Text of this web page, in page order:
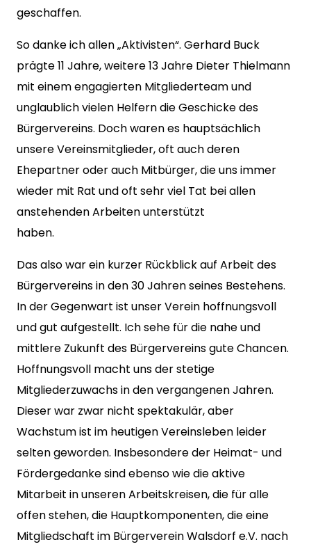
geschaffen.
So danke ich allen „Aktivisten“. Gerhard Buck
prägte 11 Jahre, weitere 13 Jahre Dieter Thielmann
mit einem engagierten Mitgliederteam und
unglaublich vielen Helfern die Geschicke des
Bürgervereins. Doch waren es hauptsächlich
unsere Vereinsmitglieder, oft auch deren
Ehepartner oder auch Mitbürger, die uns immer
wieder mit Rat und oft sehr viel Tat bei allen
anstehenden Arbeiten unterstützt
haben.
Das also war ein kurzer Rückblick auf Arbeit des
Bürgervereins in den 30 Jahren seines Bestehens.
In der Gegenwart ist unser Verein hoffnungsvoll
und gut aufgestellt. Ich sehe für die nahe und
mittlere Zukunft des Bürgervereins gute Chancen.
Hoffnungsvoll macht uns der stetige
Mitgliederzuwachs in den vergangenen Jahren.
Dieser war zwar nicht spektakulär, aber
Wachstum ist im heutigen Vereinsleben leider
selten geworden. Insbesondere der Heimat- und
Fördergedanke sind ebenso wie die aktive
Mitarbeit in unseren Arbeitskreisen, die für alle
offen stehen, die Hauptkomponenten, die eine
Mitgliedschaft im Bürgerverein Walsdorf e.V. nach